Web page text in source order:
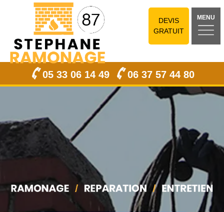
DEVIS
GRATUIT
MENU
05 33 06 14 49 06 37 57 44 80